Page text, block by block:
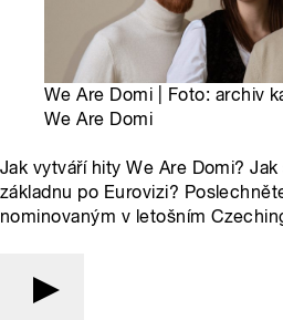
We Are Domi | Foto: archiv
We Are Domi
Jak vytváří hity We Are Domi?
základnu po Eurovizi?
nominovaným v letošním